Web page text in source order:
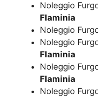
Noleggio
Flaminia
Noleggio
Noleggio
Flaminia
Noleggio
Flaminia
Noleggio